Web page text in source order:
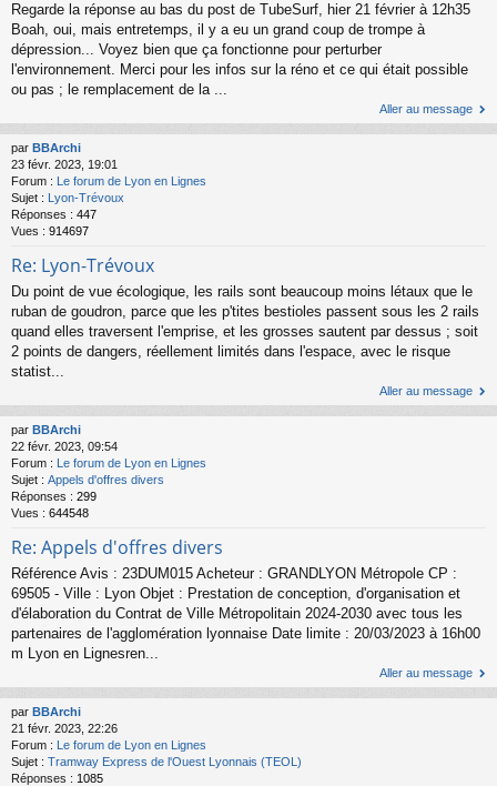
Regarde la réponse au bas du post de TubeSurf, hier 21 février à 12h35
Boah, oui, mais entretemps, il y a eu un grand coup de trompe à
dépression... Voyez bien que ça fonctionne pour perturber
l'environnement. Merci pour les infos sur la réno et ce qui était possible
ou pas ; le remplacement de la ...
Aller au message
par BBArchi
23 févr. 2023, 19:01
Forum :
Le forum de Lyon en Lignes
Sujet :
Lyon-Trévoux
Réponses : 447
Vues : 914697
Re: Lyon-Trévoux
Du point de vue écologique, les rails sont beaucoup moins létaux que le
ruban de goudron, parce que les p'tites bestioles passent sous les 2 rails
quand elles traversent l'emprise, et les grosses sautent par dessus ; soit
2 points de dangers, réellement limités dans l'espace, avec le risque
statist...
Aller au message
par BBArchi
22 févr. 2023, 09:54
Forum : Le forum de Lyon en Lignes
Sujet : Appels d'offres divers
Réponses : 299
Vues : 644548
Re: Appels d'offres divers
Référence Avis : 23DUM015 Acheteur : GRANDLYON Métropole CP :
69505 - Ville : Lyon Objet : Prestation de conception, d'organisation et
d'élaboration du Contrat de Ville Métropolitain 2024-2030 avec tous les
partenaires de l'agglomération lyonnaise Date limite : 20/03/2023 à 16h00
m Lyon en Lignesren...
Aller au message
par BBArchi
21 févr. 2023, 22:26
Forum : Le forum de Lyon en Lignes
Sujet : Tramway Express de l'Ouest Lyonnais (TEOL)
Réponses : 1085